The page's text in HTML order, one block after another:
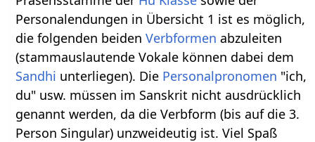
Personalendungen in Übersicht 1 ist es möglich,
die folgenden beidenVerbformen abzuleiten
(stammauslautende Vokale können dabei dem
Sandhi unterliegen). Die Personalpronomen "ich,
du" usw. müssen im Sanskrit nicht ausdrücklich
genannt werden, da die Verbform (bis auf die 3.
Person Singular) unzweideutig ist. Viel Spaß